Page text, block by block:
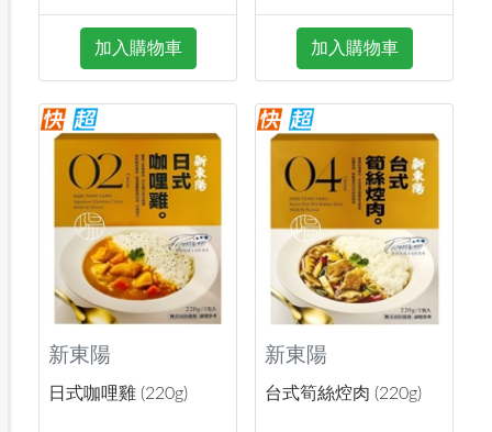
加入購物車 加入購物車
新東陽
日式咖哩雞 (220g)
新東陽
台式筍絲焢肉 (220g)